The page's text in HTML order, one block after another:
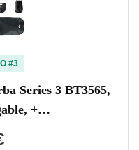
#3
Series 3 BT3565,
+…